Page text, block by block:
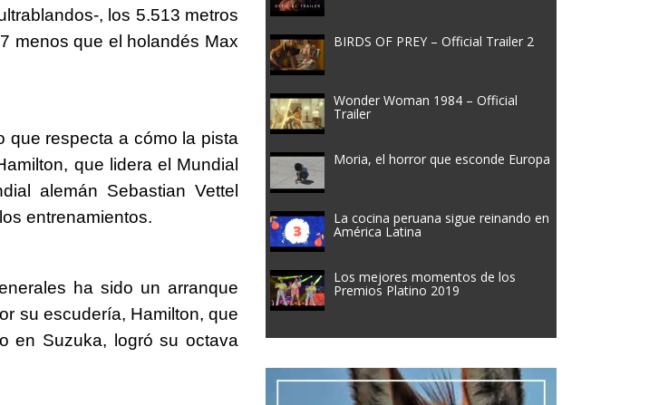
, los 5.513 metros
menos que el holandés Max
que respecta a cómo la pista
que lidera el Mundial
alemán Sebastian Vettel
entrenamientos.
ha sido un arranque
su escudería, Hamilton, que
en Suzuka, logró su octava
BIRDS OF PREY – Official Trailer 2
Wonder Woman 1984 – Official
Trailer
Moria, el horror que esconde Europa
La cocina peruana sigue reinando en
América Latina
Los mejores momentos de los
Premios Platino 2019